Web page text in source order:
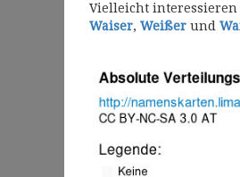
Vielleicht interessieren
Waiser, Weißer und